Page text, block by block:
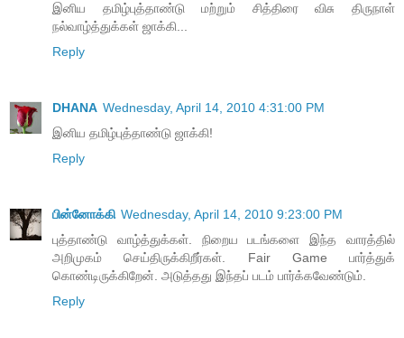
இனிய தமிழ்புத்தாண்டு மற்றும் சித்திரை விசு திருநாள்
நல்வாழ்த்துக்கள் ஜாக்கி...
Reply
DHANA Wednesday, April 14, 2010 4:31:00 PM
இனிய தமிழ்புத்தாண்டு ஜாக்கி!
Reply
பின்னோக்கி Wednesday, April 14, 2010 9:23:00 PM
புத்தாண்டு வாழ்த்துக்கள். நிறைய படங்களை இந்த வாரத்தில்
அறிமுகம் செய்திருக்கிறீர்கள். Fair Game பார்த்துக்
கொண்டிருக்கிறேன். அடுத்தது இந்தப் படம் பார்க்கவேண்டும்.
Reply